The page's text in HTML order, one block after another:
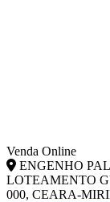
Venda Online
ENGENHO
LOTEAMENTO
000, CEARA-